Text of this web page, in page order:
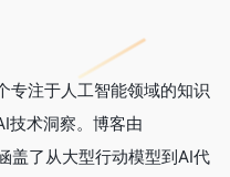
注于人工智能领域的知识
技术洞察。博客由
盖了从大型行动模型到AI代